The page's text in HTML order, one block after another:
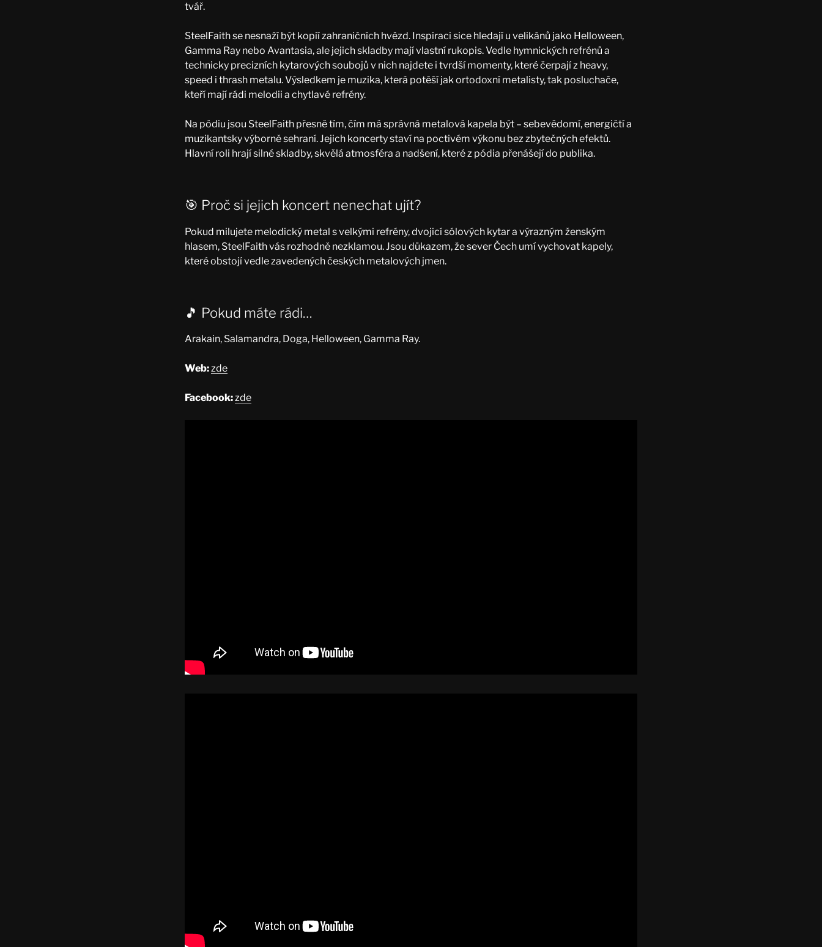
tvář.
SteelFaith se nesnaží být kopií zahraničních hvězd. Inspiraci sice hledají u velikánů jako Helloween,
Gamma Ray nebo Avantasia, ale jejich skladby mají vlastní rukopis. Vedle hymnických refrénů a
technicky precizních kytarových soubojů v nich najdete i tvrdší momenty, které čerpají z heavy,
speed i thrash metalu. Výsledkem je muzika, která potěší jak ortodoxní metalisty, tak posluchače,
kteří mají rádi melodii a chytlavé refrény.
Na pódiu jsou SteelFaith přesně tím, čím má správná metalová kapela být – sebevědomí, energičtí a
muzikantsky výborně sehraní. Jejich koncerty staví na poctivém výkonu bez zbytečných efektů.
Hlavní roli hrají silné skladby, skvělá atmosféra a nadšení, které z pódia přenášejí do publika.
🎯 Proč si jejich koncert nenechat ujít?
Pokud milujete melodický metal s velkými refrény, dvojicí sólových kytar a výrazným ženským
hlasem, SteelFaith vás rozhodně nezklamou. Jsou důkazem, že sever Čech umí vychovat kapely,
které obstojí vedle zavedených českých metalových jmen.
🎵 Pokud máte rádi…
Arakain, Salamandra, Doga, Helloween, Gamma Ray.
Web:zde
Facebook:zde